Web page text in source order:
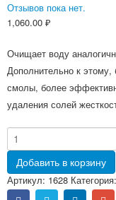
Отзывов пока нет.
1,060.00 ₽
Очищает воду
Дополнительно к
смолы, более
удаления солей
Добавить в корзину
Артикул: 1628 Категория: